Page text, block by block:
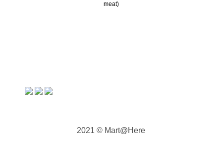
meat)
2021 © Mart@Here